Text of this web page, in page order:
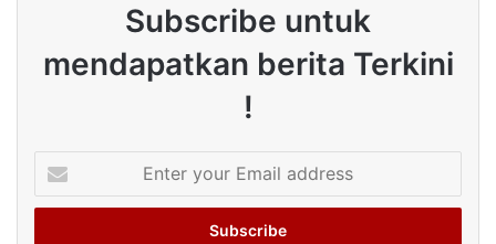
Subscribe untuk
mendapatkan berita Terkini
!
your
Email